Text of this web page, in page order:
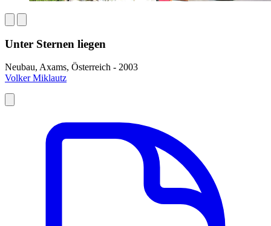
Unter Sternen liegen
Neubau, Axams, Österreich - 2003
Volker Miklautz